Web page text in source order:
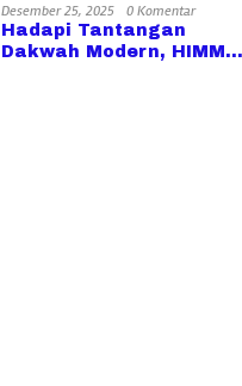
Desember 25, 2025
0 Komentar
Hadapi Tantangan
Dakwah Modern, HIMMA